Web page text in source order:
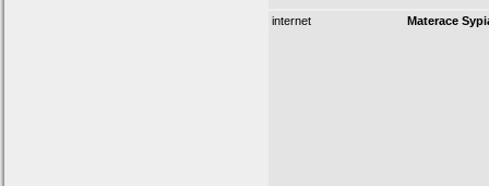
internet Materace